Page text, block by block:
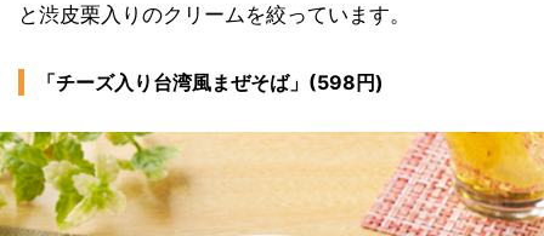
と渋皮栗入りのクリームを絞っています。
「チーズ入り台湾風まぜそば」(598円)